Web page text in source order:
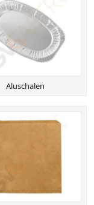
Aluschalen